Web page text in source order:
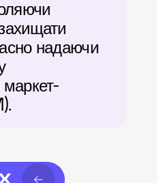
надаючи
маркет-